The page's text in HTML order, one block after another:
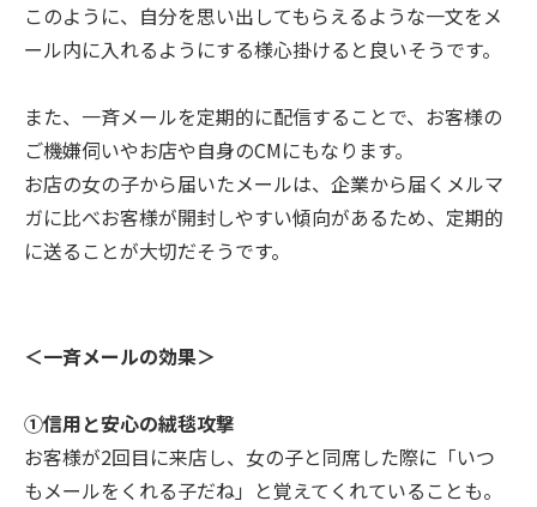
このように、自分を思い出してもらえるような一文をメ
ール内に入れるようにする様心掛けると良いそうです。
また、一斉メールを定期的に配信することで、お客様の
ご機嫌伺いやお店や自身のCMにもなります。
お店の女の子から届いたメールは、企業から届くメルマ
ガに比べお客様が開封しやすい傾向があるため、定期的
に送ることが大切だそうです。
＜一斉メールの効果＞
①信用と安心の絨毯攻撃
お客様が2回目に来店し、女の子と同席した際に「いつ
もメールをくれる子だね」と覚えてくれていることも。